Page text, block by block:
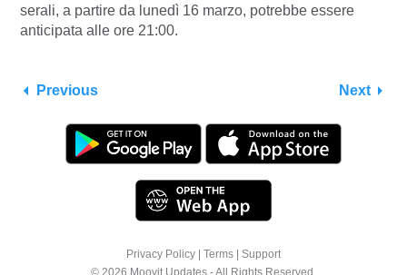
serali, a partire da lunedì 16 marzo, potrebbe essere
anticipata alle ore 21:00.
Previous Next
Privacy Policy Terms
Support